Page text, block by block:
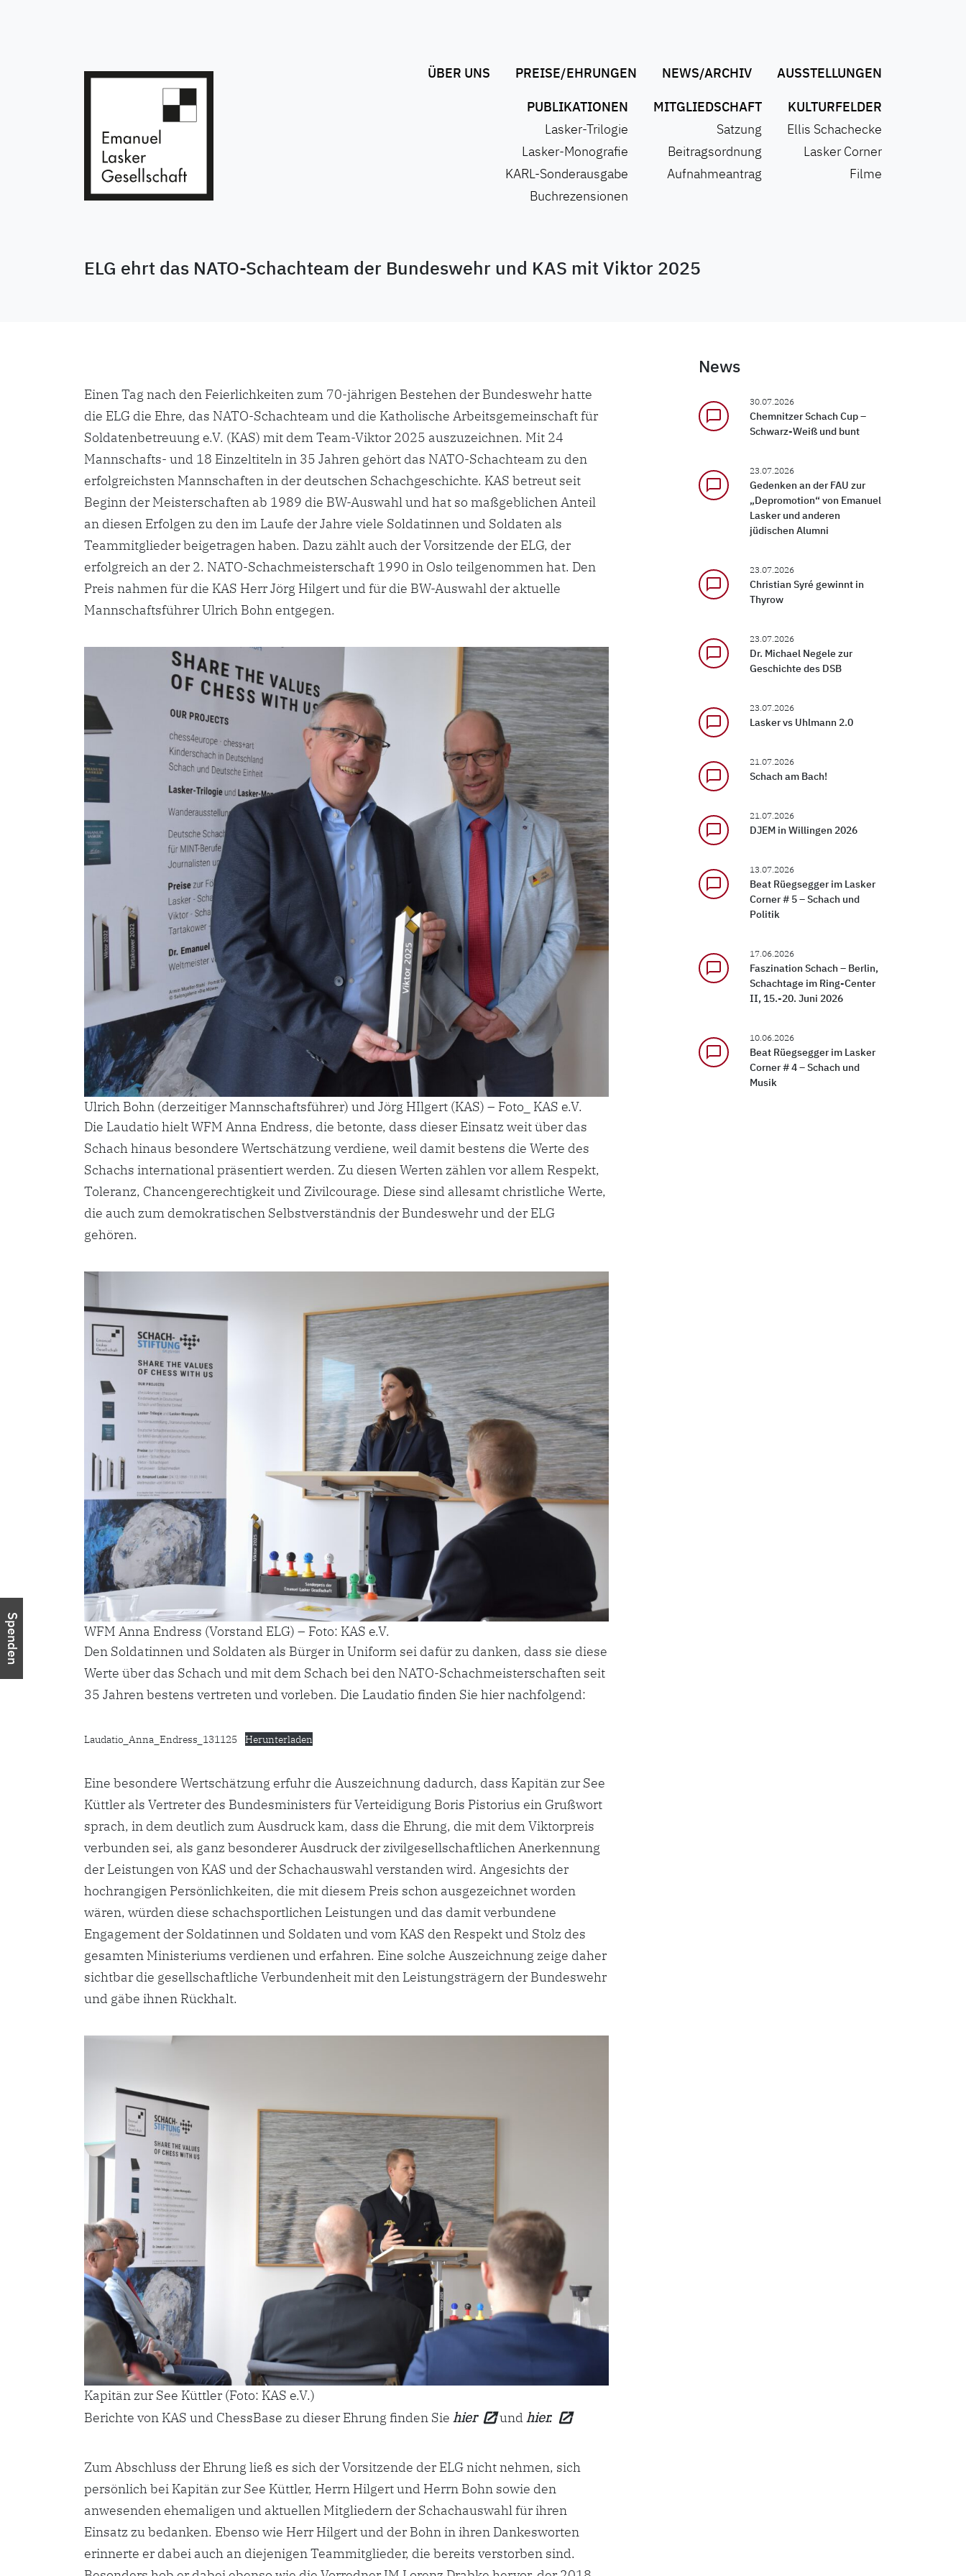
ÜBER UNS PREISE/EHRUNGEN NEWS/ARCHIV AUSSTELLUNGEN
PUBLIKATIONEN
Lasker-Trilogie
Lasker-Monografie
KARL-Sonderausgabe
Buchrezensionen
MITGLIEDSCHAFT
Satzung
Beitragsordnung
Aufnahmeantrag
KULTURFELDER
Ellis Schachecke
Lasker Corner
Filme
ELG ehrt das NATO-Schachteam der Bundeswehr und KAS mit Viktor 2025
Einen Tag nach den Feierlichkeiten zum 70-jährigen Bestehen der Bundeswehr hatte
die ELG die Ehre, das NATO-Schachteam und die Katholische Arbeitsgemeinschaft für
Soldatenbetreuung e.V. (KAS) mit dem Team-Viktor 2025 auszuzeichnen. Mit 24
Mannschafts- und 18 Einzeltiteln in 35 Jahren gehört das NATO-Schachteam zu den
erfolgreichsten Mannschaften in der deutschen Schachgeschichte. KAS betreut seit
Beginn der Meisterschaften ab 1989 die BW-Auswahl und hat so maßgeblichen Anteil
an diesen Erfolgen zu den im Laufe der Jahre viele Soldatinnen und Soldaten als
Teammitglieder beigetragen haben. Dazu zählt auch der Vorsitzende der ELG, der
erfolgreich an der 2. NATO-Schachmeisterschaft 1990 in Oslo teilgenommen hat. Den
Preis nahmen für die KAS Herr Jörg Hilgert und für die BW-Auswahl der aktuelle
Mannschaftsführer Ulrich Bohn entgegen.
Ulrich Bohn (derzeitiger Mannschaftsführer) und Jörg HIlgert (KAS) – Foto_ KAS e.V.
Die Laudatio hielt WFM Anna Endress, die betonte, dass dieser Einsatz weit über das
Schach hinaus besondere Wertschätzung verdiene, weil damit bestens die Werte des
Schachs international präsentiert werden. Zu diesen Werten zählen vor allem Respekt,
Toleranz, Chancengerechtigkeit und Zivilcourage. Diese sind allesamt christliche Werte,
die auch zum demokratischen Selbstverständnis der Bundeswehr und der ELG
gehören.
WFM Anna Endress (Vorstand ELG) – Foto: KAS e.V.
Den Soldatinnen und Soldaten als Bürger in Uniform sei dafür zu danken, dass sie diese
Werte über das Schach und mit dem Schach bei den NATO-Schachmeisterschaften seit
35 Jahren bestens vertreten und vorleben. Die Laudatio finden Sie hier nachfolgend:
Laudatio_Anna_Endress_131125 Herunterladen
Eine besondere Wertschätzung erfuhr die Auszeichnung dadurch, dass Kapitän zur See
Küttler als Vertreter des Bundesministers für Verteidigung Boris Pistorius ein Grußwort
sprach, in dem deutlich zum Ausdruck kam, dass die Ehrung, die mit dem Viktorpreis
verbunden sei, als ganz besonderer Ausdruck der zivilgesellschaftlichen Anerkennung
der Leistungen von KAS und der Schachauswahl verstanden wird. Angesichts der
hochrangigen Persönlichkeiten, die mit diesem Preis schon ausgezeichnet worden
wären, würden diese schachsportlichen Leistungen und das damit verbundene
Engagement der Soldatinnen und Soldaten und vom KAS den Respekt und Stolz des
gesamten Ministeriums verdienen und erfahren. Eine solche Auszeichnung zeige daher
sichtbar die gesellschaftliche Verbundenheit mit den Leistungsträgern der Bundeswehr
und gäbe ihnen Rückhalt.
Kapitän zur See Küttler (Foto: KAS e.V.)
Berichte von KAS und ChessBase zu dieser Ehrung finden Sie hier undhier.
Zum Abschluss der Ehrung ließ es sich der Vorsitzende der ELG nicht nehmen, sich
persönlich bei Kapitän zur See Küttler, Herrn Hilgert und Herrn Bohn sowie den
anwesenden ehemaligen und aktuellen Mitgliedern der Schachauswahl für ihren
Einsatz zu bedanken. Ebenso wie Herr Hilgert und der Bohn in ihren Dankesworten
erinnerte er dabei auch an diejenigen Teammitglieder, die bereits verstorben sind.
News
chat_bubble_outline
30.07.2026
Chemnitzer Schach Cup –
Schwarz-Weiß und bunt
chat_bubble_outline
23.07.2026
Gedenken an der FAU zur
„Depromotion“ von Emanuel
Lasker und anderen
jüdischen Alumni
chat_bubble_outline
23.07.2026
Christian Syré gewinnt in
Thyrow
chat_bubble_outline
23.07.2026
Dr. Michael Negele zur
Geschichte des DSB
chat_bubble_outline
23.07.2026
Lasker vs Uhlmann 2.0
chat_bubble_outline
21.07.2026
Schach am Bach!
chat_bubble_outline
21.07.2026
DJEM in Willingen 2026
chat_bubble_outline
13.07.2026
Beat Rüegsegger im Lasker
Corner # 5 – Schach und
Politik
chat_bubble_outline
17.06.2026
Faszination Schach – Berlin,
Schachtage im Ring-Center
II, 15.-20. Juni 2026
chat_bubble_outline
10.06.2026
Beat Rüegsegger im Lasker
Corner # 4 – Schach und
Musik
Spenden